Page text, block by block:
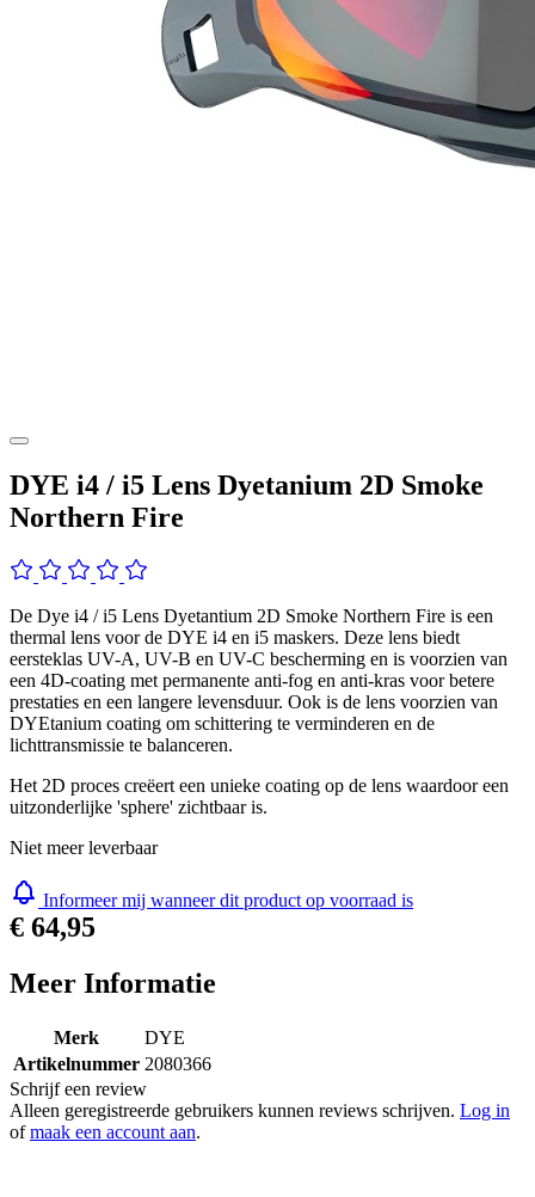
DYE i4 / i5 Lens Dyetanium 2D Smoke
Northern Fire
De Dye i4 / i5 Lens Dyetantium 2D Smoke Northern Fire is een
thermal lens voor de DYE i4 en i5 maskers. Deze lens biedt
eersteklas UV-A, UV-B en UV-C bescherming en is voorzien van
een 4D-coating met permanente anti-fog en anti-kras voor betere
prestaties en een langere levensduur. Ook is de lens voorzien van
DYEtanium coating om schittering te verminderen en de
lichttransmissie te balanceren.
Het 2D proces creëert een unieke coating op de lens waardoor een
uitzonderlijke 'sphere' zichtbaar is.
Niet meer leverbaar
Informeer mij wanneer dit product op voorraad is
€ 64,95
Meer Informatie
Merk
DYE
Artikelnummer 2080366
Schrijf een review
Alleen geregistreerde gebruikers kunnen reviews schrijven. Log in
ofmaak een account aan.